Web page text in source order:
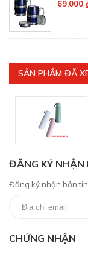
69.000
SẢN PHẨM ĐÃ
ĐĂNG KÝ NHẬN
Đăng ký nhận bản tin
CHỨNG NHẬN